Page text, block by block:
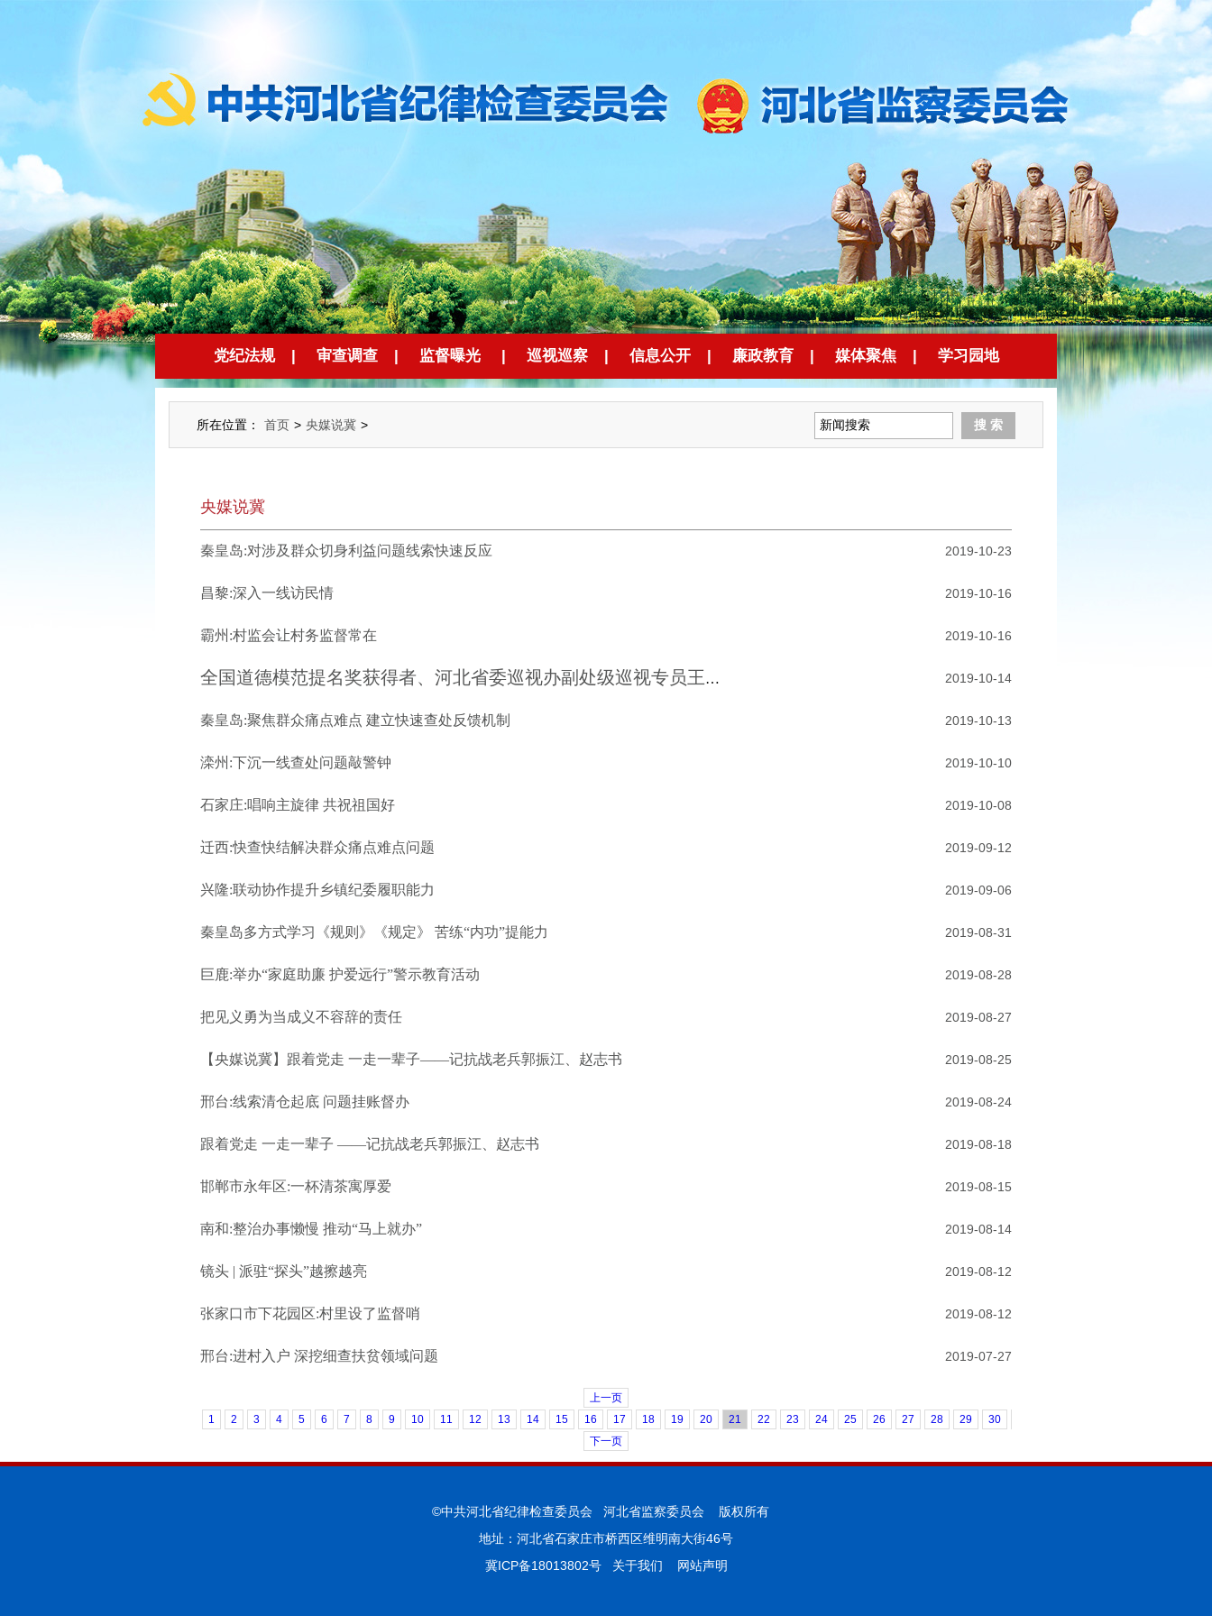
党纪法规 | 审查调查 | 监督曝光 | 巡视巡察 | 信息公开 | 廉政教育 | 媒体聚焦 | 学习园地
所在位置： 首页 > 央媒说冀 >
央媒说冀
秦皇岛:对涉及群众切身利益问题线索快速反应 2019-10-23
昌黎:深入一线访民情 2019-10-16
霸州:村监会让村务监督常在 2019-10-16
全国道德模范提名奖获得者、河北省委巡视办副处级巡视专员王进才——
关键时能站出来 危险时能豁出去
2019-10-14
秦皇岛:聚焦群众痛点难点 建立快速查处反馈机制 2019-10-13
滦州:下沉一线查处问题敲警钟 2019-10-10
石家庄:唱响主旋律 共祝祖国好 2019-10-08
迁西:快查快结解决群众痛点难点问题 2019-09-12
兴隆:联动协作提升乡镇纪委履职能力 2019-09-06
秦皇岛多方式学习《规则》《规定》 苦练“内功”提能力 2019-08-31
巨鹿:举办“家庭助廉 护爱远行”警示教育活动 2019-08-28
把见义勇为当成义不容辞的责任 2019-08-27
【央媒说冀】跟着党走 一走一辈子——记抗战老兵郭振江、赵志书 2019-08-25
邢台:线索清仓起底 问题挂账督办 2019-08-24
跟着党走 一走一辈子 ——记抗战老兵郭振江、赵志书 2019-08-18
邯郸市永年区:一杯清茶寓厚爱 2019-08-15
南和:整治办事懒慢 推动“马上就办” 2019-08-14
镜头 | 派驻“探头”越擦越亮 2019-08-12
张家口市下花园区:村里设了监督哨 2019-08-12
邢台:进村入户 深挖细查扶贫领域问题 2019-07-27
上一页
1
2 3 4 5 6 7 8 9 10 11 12 13 14 15 16 17 18 19 20 21 22 23 24 25 26 27 28 29 30
下一页
©中共河北省纪律检查委员会 河北省监察委员会 版权所有
地址：河北省石家庄市桥西区维明南大街46号
冀ICP备18013802号
关于我们 网站声明